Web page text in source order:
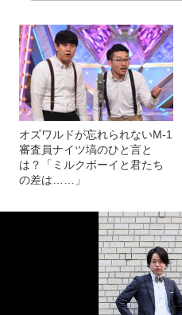
オズワルドが忘れられないM-1
審査員ナイツ塙のひと言と
は？「ミルクボーイと君たち
の差は……」